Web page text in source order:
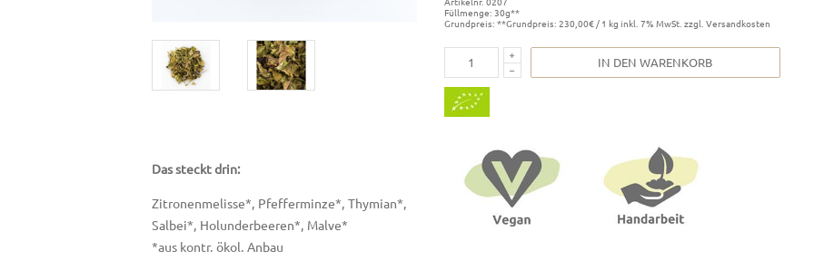
Füllmenge: 30g**
Grundpreis: **Grundpreis: 230,00€ / 1 kg inkl. 7% MwSt. zzgl. Versandkosten
IN DEN WARENKORB
Das steckt drin:
Zitronenmelisse*, Pfefferminze*, Thymian*,
Salbei*, Holunderbeeren*, Malve*
*aus kontr. ökol. Anbau